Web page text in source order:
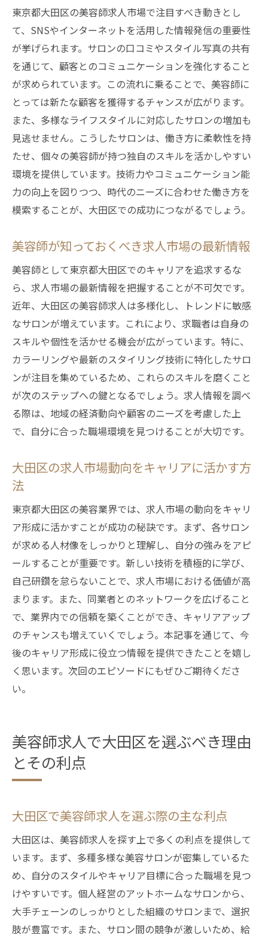
東京都大田区の美容師求人市場で注目すべき動きとし
て、SNSやインターネットを活用した情報発信の重要性
が挙げられます。サロンの口コミやスタイル写真の共有
を通じて、顧客とのコミュニケーションを強化すること
が求められています。この流れに乗ることで、美容師に
とっては新たな顧客を獲得するチャンスが広がります。
また、多様なライフスタイルに対応したサロンの増加も
見逃せません。こうしたサロンは、働き方に柔軟性を持
たせ、個々の美容師が持つ独自のスキルを活かしやすい
環境を提供しています。技術力やコミュニケーション能
力の向上を図りつつ、時代のニーズに合わせた働き方を
模索することが、大田区での成功につながるでしょう。
美容師が知っておくべき求人市場の最新情報
美容師として東京都大田区でのキャリアを追求するな
ら、求人市場の最新情報を把握することが不可欠です。
近年、大田区の美容師求人は多様化し、トレンドに敏感
なサロンが増えています。これにより、求職者は自身の
スキルや個性を活かせる機会が広がっています。特に、
カラーリングや最新のスタイリング技術に特化したサロ
ンが注目を集めているため、これらのスキルを磨くこと
が次のステップへの鍵となるでしょう。求人情報を調べ
る際は、地域の経済動向や顧客のニーズを考慮した上
で、自分に合った職場環境を見つけることが大切です。
大田区の求人市場動向をキャリアに活かす方
法
東京都大田区の美容業界では、求人市場の動向をキャリ
ア形成に活かすことが成功の秘訣です。まず、各サロン
が求める人材像をしっかりと理解し、自分の強みをアピ
ールすることが重要です。新しい技術を積極的に学び、
自己研鑽を怠らないことで、求人市場における価値が高
まります。また、同業者とのネットワークを広げること
で、業界内での信頼を築くことができ、キャリアアップ
のチャンスも増えていくでしょう。本記事を通じて、今
後のキャリア形成に役立つ情報を提供できたことを嬉し
く思います。次回のエピソードにもぜひご期待くださ
い。
美容師求人で大田区を選ぶべき理由
とその利点
大田区で美容師求人を選ぶ際の主な利点
大田区は、美容師求人を探す上で多くの利点を提供して
います。まず、多種多様な美容サロンが密集しているた
め、自分のスタイルやキャリア目標に合った職場を見つ
けやすいです。個人経営のアットホームなサロンから、
大手チェーンのしっかりとした組織のサロンまで、選択
肢が豊富です。また、サロン間の競争が激しいため、給